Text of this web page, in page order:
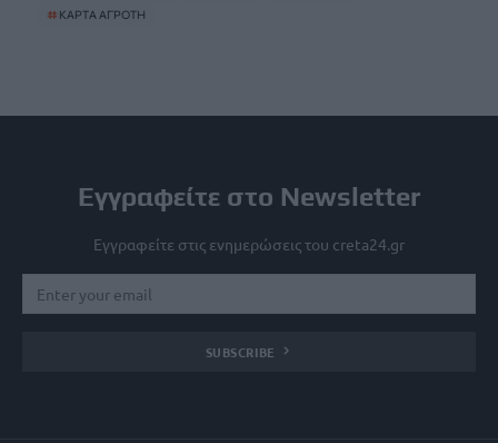
# ΚΑΡΤΑ ΑΓΡΟΤΗ
Εγγραφείτε στο Newsletter
Εγγραφείτε στις ενημερώσεις του creta24.gr
SUBSCRIBE